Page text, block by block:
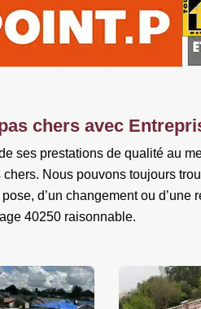
chers avec
ses prestations de qualité au
Nous pouvons toujours
d’un changement ou
40250 raisonnable.